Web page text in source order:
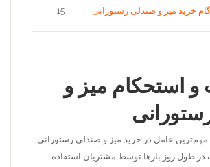
خرید میز و صندلی رستورانی 15
و استحکام میز و
مهم‌ترین عامل در خرید میز و صندلی رستورانی
در طول روز بارها توسط مشتریان استفاده